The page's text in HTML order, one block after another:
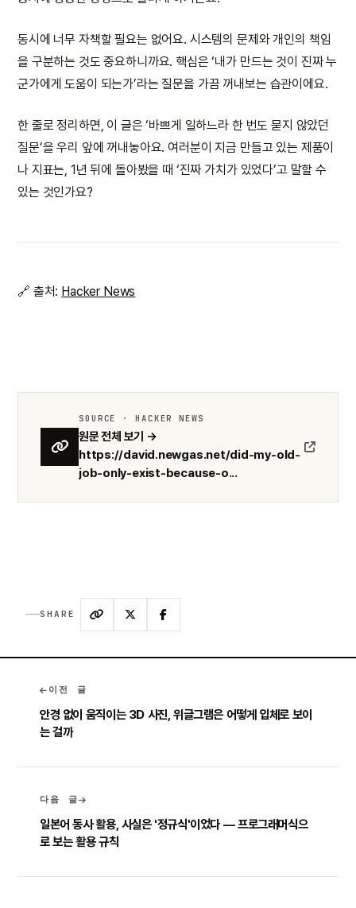
동시에 너무 자책할 필요는 없어요. 시스템의 문제와 개인의 책임
을 구분하는 것도 중요하니까요. 핵심은 ‘내가 만드는 것이 진짜 누
군가에게 도움이 되는가’라는 질문을 가끔 꺼내보는 습관이에요.
한 줄로 정리하면, 이 글은 ‘바쁘게 일하느라 한 번도 묻지 않았던
질문’을 우리 앞에 꺼내놓아요. 여러분이 지금 만들고 있는 제품이
나 지표는, 1년 뒤에 돌아봤을 때 ‘진짜 가치가 있었다’고 말할 수
있는 것인가요?
🔗 출처: Hacker News
SOURCE · HACKER NEWS
원문 전체 보기 →
https://david.newgas.net/did-my-old-
job-only-exist-because-o...
SHARE
이전 글
안경 없이 움직이는 3D 사진, 위글그램은 어떻게 입체로 보이
는 걸까
다음 글
일본어 동사 활용, 사실은 '정규식'이었다 — 프로그래머식으
로 보는 활용 규칙